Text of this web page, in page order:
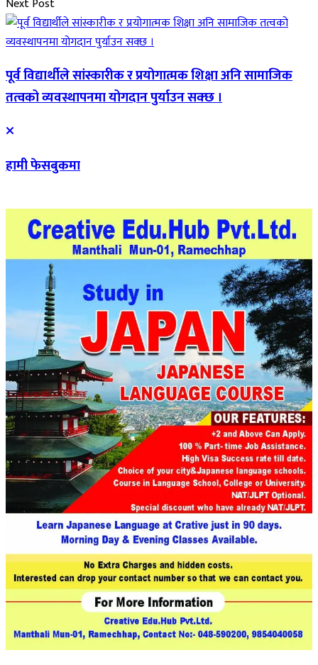
पूर्व विद्यार्थीले सांस्कारीक र प्रयोगात्मक शिक्षा अनि सामाजिक
तत्वको व्यवस्थापनमा योगदान पुर्याउन सक्छ ।
हामी फेसबुकमा